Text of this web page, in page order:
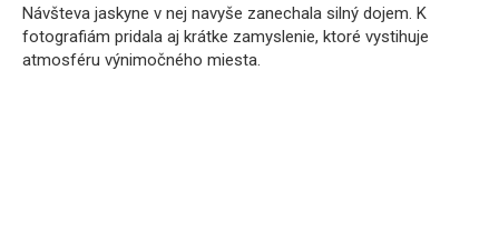
Návšteva jaskyne v nej navyše zanechala silný dojem. K
fotografiám pridala aj krátke zamyslenie, ktoré vystihuje
atmosféru výnimočného miesta.